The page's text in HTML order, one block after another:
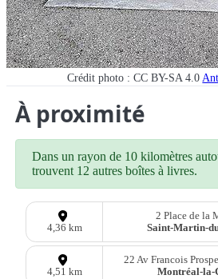
Crédit photo : CC BY-SA 4.0
À proximité
Dans un rayon de 10 kilomètres
trouvent 12 autres boîtes à livres.
4,36 km
2 Place de la
Saint-Martin-
4,51 km
22 Av Francois
Montréal-la-